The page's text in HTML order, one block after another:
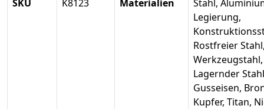
SKU K8123 Materialien
Stahl,
Legierung,
Rostfreier
Werkzeugstahl,
Lagernder
Gusseisen,
Kupfer, Titan,